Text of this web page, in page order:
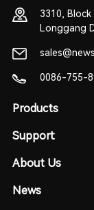
3310,
Longgang
0086-755-
Products
Support
About Us
News